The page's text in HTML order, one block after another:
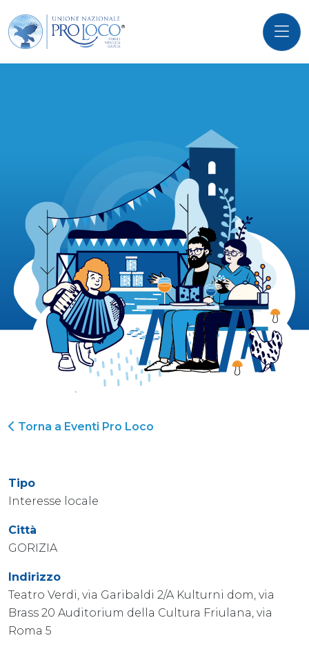
Torna a Eventi Pro Loco
Tipo
Interesse locale
Città
GORIZIA
Indirizzo
Teatro Verdi, via Garibaldi 2/A Kulturni dom, via
Brass 20 Auditorium della Cultura Friulana, via
Roma 5